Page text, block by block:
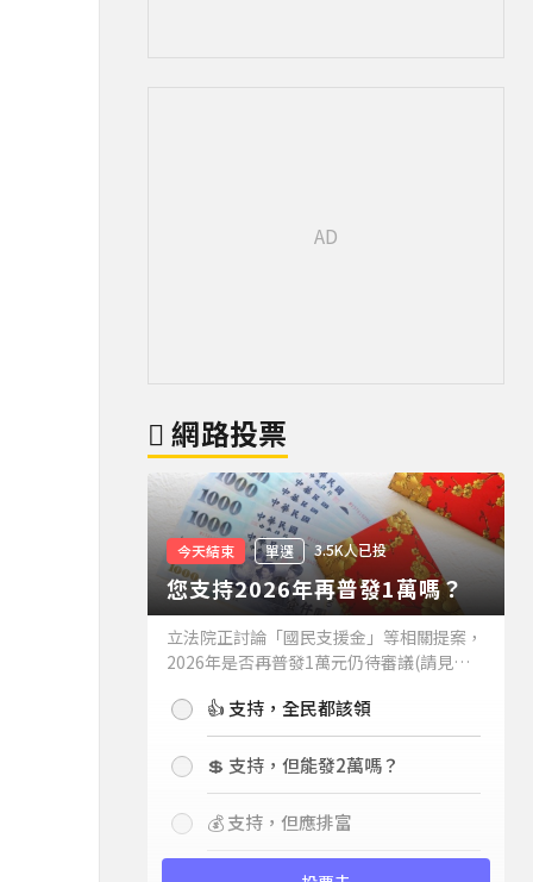
網路投票
今天結束 單選 3.5K人已投
您支持2026年再普發1萬嗎？
立法院正討論「國民支援金」等相關提案，
2026年是否再普發1萬元仍待審議(請見下
持嗎？👍 支持，全民都該領
💲 支持，但能發2萬嗎？
💰 支持，但應排富